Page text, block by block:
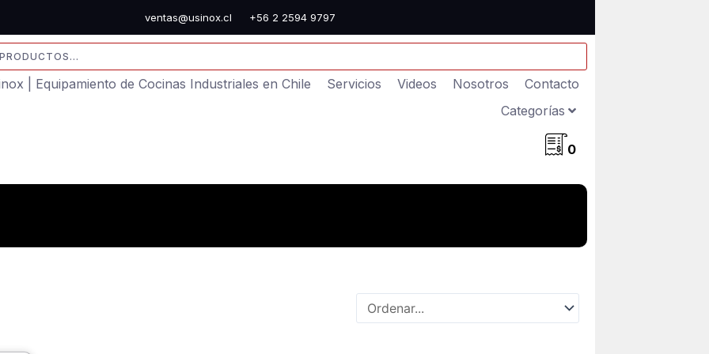
ventas@usinox.cl +56 2 2594 9797
| Equipamiento de Cocinas Industriales en Chile
Servicios Videos Nosotros
Contacto
Categorías
0